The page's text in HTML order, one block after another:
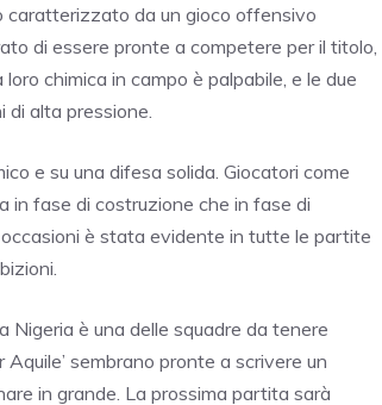
caratterizzato da un gioco offensivo
di essere pronte a competere per il titolo,
chimica in campo è palpabile, e le due
alta pressione.
e su una difesa solida. Giocatori come
in fase di costruzione che in fase di
è stata evidente in tutte le partite
Nigeria è una delle squadre da tenere
sembrano pronte a scrivere un
in grande. La prossima partita sarà